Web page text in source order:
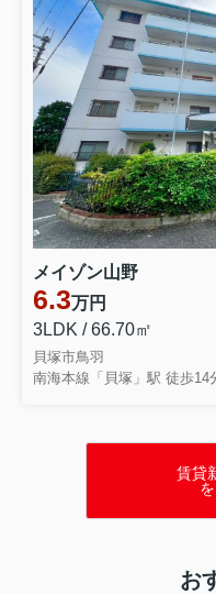
【イエサポ住まい支援コ
と賃貸住宅は借りられな
諦める前に知ってほしい
は、 「高齢者はなぜ賃貸
いてお伝えしました。
く、 「何かあったとき...
2026.08.02
第2回【イエサポ住まい
【イエサポ住まい支援コ
ット制度とは？ 「住ま
るの？」 前回の振り返
議会様で行った講演をも
はなく、住まいを失う前
テーマでお話ししました...
メイゾン山野
6.3万円
3LDK / 66.70㎡
貝塚市鳥羽
南海本線「貝塚」駅 徒歩14
賃貸
お